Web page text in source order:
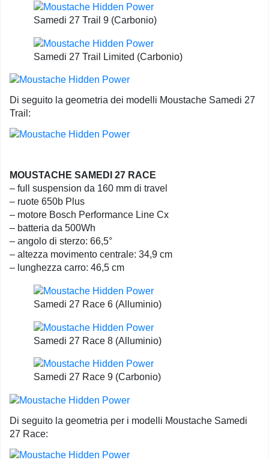
Samedi 27 Trail 9 (Carbonio)
Samedi 27 Trail Limited (Carbonio)
Di seguito la geometria dei modelli Moustache Samedi 27
Trail:
MOUSTACHE SAMEDI 27 RACE
– full suspension da 160 mm di travel
– ruote 650b Plus
– motore Bosch Performance Line Cx
– batteria da 500Wh
– angolo di sterzo: 66,5°
– altezza movimento centrale: 34,9 cm
– lunghezza carro: 46,5 cm
Samedi 27 Race 6 (Alluminio)
Samedi 27 Race 8 (Alluminio)
Samedi 27 Race 9 (Carbonio)
Di seguito la geometria per i modelli Moustache Samedi
27 Race: